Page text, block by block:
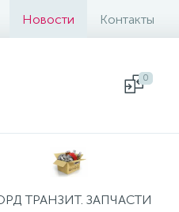
Новости Контакты
0
ТРАНЗИТ. ЗАПЧАСТИ